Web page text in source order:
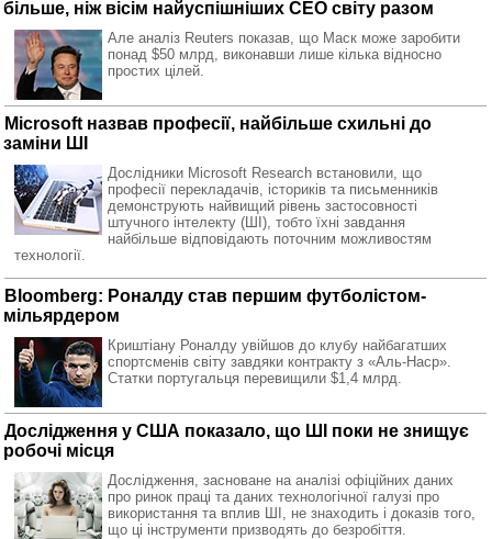
більше, ніж вісім найуспішніших CEO світу разом
Але аналіз Reuters показав, що Маск може заробити
понад $50 млрд, виконавши лише кілька відносно
простих цілей.
Microsoft назвав професії, найбільше схильні до
заміни ШІ
Дослідники Microsoft Research встановили, що
професії перекладачів, істориків та письменників
демонструють найвищий рівень застосовності
штучного інтелекту (ШІ), тобто їхні завдання
найбільше відповідають поточним можливостям
технології.
Bloomberg: Роналду став першим футболістом-
мільярдером
Криштіану Роналду увійшов до клубу найбагатших
спортсменів світу завдяки контракту з «Аль-Наср».
Статки португальця перевищили $1,4 млрд.
Дослідження у США показало, що ШІ поки не знищує
робочі місця
Дослідження, засноване на аналізі офіційних даних
про ринок праці та даних технологічної галузі про
використання та вплив ШІ, не знаходить і доказів того,
що ці інструменти призводять до безробіття.